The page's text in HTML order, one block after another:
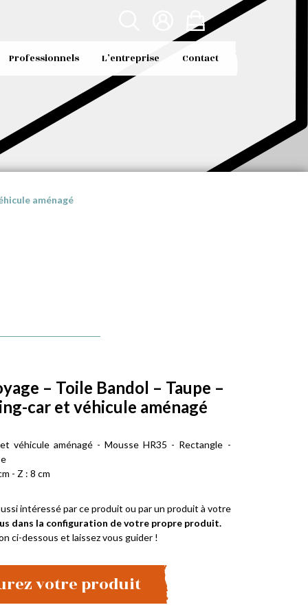
Professionnels L’entreprise Contact
aménagé
– Toile Bandol – Taupe –
car et véhicule aménagé
véhicule aménagé - Mousse HR35 - Rectangle -
- Z : 8 cm
intéressé par ce produit ou par un produit à votre
dans la configuration de votre propre produit.
ci-dessous et laissez vous guider !
votre produit